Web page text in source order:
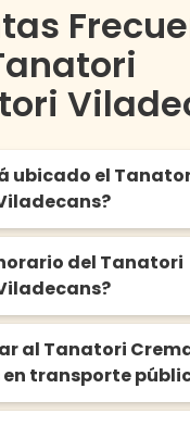
ubicado el
a las afueras del
al lado del
de Barcelona,
Barcelona.
del Tanatori
los 365 días del
al Tanatori
transporte